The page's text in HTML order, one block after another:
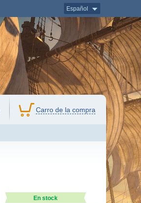
Español
Carro de la compra
En stock